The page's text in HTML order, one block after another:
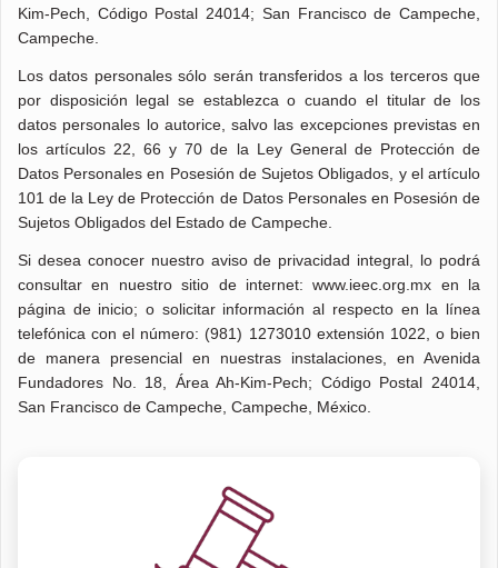
Kim-Pech, Código Postal 24014; San Francisco de Campeche,
Campeche.
Los datos personales sólo serán transferidos a los terceros que
por disposición legal se establezca o cuando el titular de los
datos personales lo autorice, salvo las excepciones previstas en
los artículos 22, 66 y 70 de la Ley General de Protección de
Datos Personales en Posesión de Sujetos Obligados, y el artículo
101 de la Ley de Protección de Datos Personales en Posesión de
Sujetos Obligados del Estado de Campeche.
Si desea conocer nuestro aviso de privacidad integral, lo podrá
consultar en nuestro sitio de internet: www.ieec.org.mx en la
página de inicio; o solicitar información al respecto en la línea
telefónica con el número: (981) 1273010 extensión 1022, o bien
de manera presencial en nuestras instalaciones, en Avenida
Fundadores No. 18, Área Ah-Kim-Pech; Código Postal 24014,
San Francisco de Campeche, Campeche, México.